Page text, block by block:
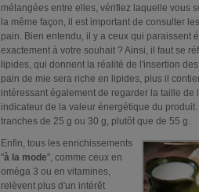
mélangées entre elles, vérifiez laquelle vous
la même façon, il est important de consulter
pain. Bien entendu, il y a ceux qui paraissent
exactement à votre souhait ? Ainsi, il faut se
lipides, qui donnent la réalité de l'insertion
pain de mie sera riche en lipides, plus il
intéressant également de regarder la taille de
indicateur de la valeur énergétique du
tranches de 25 g ou 30 g, plutôt que de 55 g.
Enfin, tous les enrichissements
"à la mode", comme ceux en
oméga 3 ou en vitamines,
relèvent plus d'un intérêt